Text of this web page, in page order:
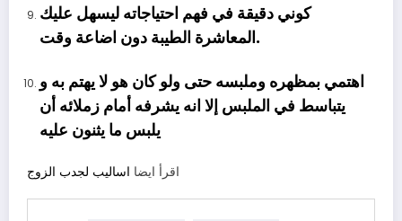
كوني دقيقة في فهم احتياجاته ليسهل عليك
المعاشرة الطيبةدون اضاعة وقت.
اهتمي بمظهره وملبسه حتى ولو كان هو لا يهتم به و
يتباسط في الملبس إلا انه يشرفه أمام زملائه أن
يلبس ما يثنون عليه
اقرأ ايضا